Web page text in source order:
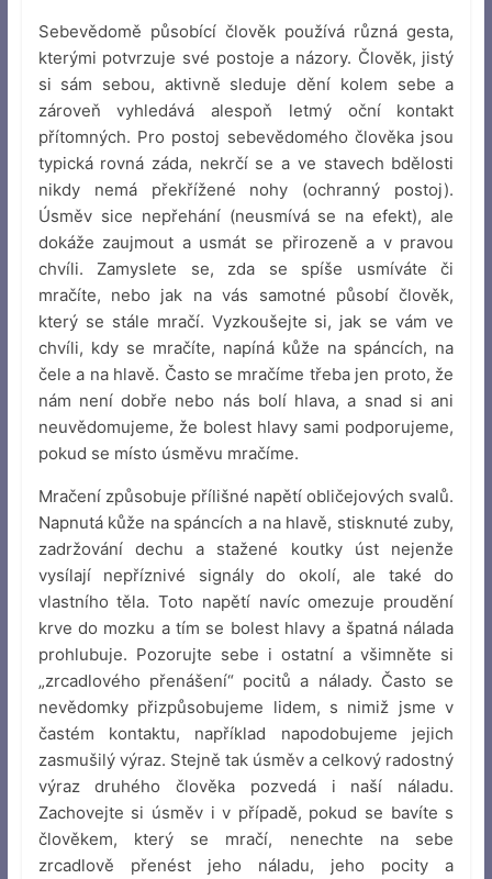
Sebevědomě působící člověk používá různá gesta,
kterými potvrzuje své postoje a názory. Člověk, jistý
si sám sebou, aktivně sleduje dění kolem sebe a
zároveň vyhledává alespoň letmý oční kontakt
přítomných. Pro postoj sebevědomého člověka jsou
typická rovná záda, nekrčí se a ve stavech bdělosti
nikdy nemá překřížené nohy (ochranný postoj).
Úsměv sice nepřehání (neusmívá se na efekt), ale
dokáže zaujmout a usmát se přirozeně a v pravou
chvíli. Zamyslete se, zda se spíše usmíváte či
mračíte, nebo jak na vás samotné působí člověk,
který se stále mračí. Vyzkoušejte si, jak se vám ve
chvíli, kdy se mračíte, napíná kůže na spáncích, na
čele a na hlavě. Často se mračíme třeba jen proto, že
nám není dobře nebo nás bolí hlava, a snad si ani
neuvědomujeme, že bolest hlavy sami podporujeme,
pokud se místo úsměvu mračíme.
Mračení způsobuje přílišné napětí obličejových svalů.
Napnutá kůže na spáncích a na hlavě, stisknuté zuby,
zadržování dechu a stažené koutky úst nejenže
vysílají nepříznivé signály do okolí, ale také do
vlastního těla. Toto napětí navíc omezuje proudění
krve do mozku a tím se bolest hlavy a špatná nálada
prohlubuje. Pozorujte sebe i ostatní a všimněte si
„zrcadlového přenášení“ pocitů a nálady. Často se
nevědomky přizpůsobujeme lidem, s nimiž jsme v
častém kontaktu, například napodobujeme jejich
zasmušilý výraz. Stejně tak úsměv a celkový radostný
výraz druhého člověka pozvedá i naší náladu.
Zachovejte si úsměv i v případě, pokud se bavíte s
člověkem, který se mračí, nenechte na sebe
zrcadlově přenést jeho náladu, jeho pocity a